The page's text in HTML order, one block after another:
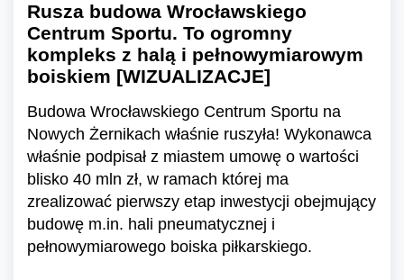
Rusza budowa Wrocławskiego
Centrum Sportu. To ogromny
kompleks z halą i pełnowymiarowym
boiskiem [WIZUALIZACJE]
Budowa Wrocławskiego Centrum Sportu na
Nowych Żernikach właśnie ruszyła! Wykonawca
właśnie podpisał z miastem umowę o wartości
blisko 40 mln zł, w ramach której ma
zrealizować pierwszy etap inwestycji obejmujący
budowę m.in. hali pneumatycznej i
pełnowymiarowego boiska piłkarskiego.